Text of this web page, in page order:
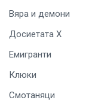
Вяра и демони
Досиетата Х
Емигранти
Клюки
Смотаняци